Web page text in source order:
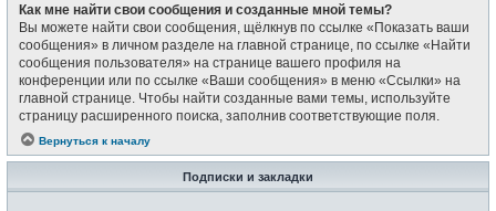
Как мне найти свои сообщения и созданные мной темы?
Вы можете найти свои сообщения, щёлкнув по ссылке «Показать ваши
сообщения» в личном разделе на главной странице, по ссылке «Найти
сообщения пользователя» на странице вашего профиля на
конференции или по ссылке «Ваши сообщения» в меню «Ссылки» на
главной странице. Чтобы найти созданные вами темы, используйте
страницу расширенного поиска, заполнив соответствующие поля.
Вернуться к началу
Подписки и закладки